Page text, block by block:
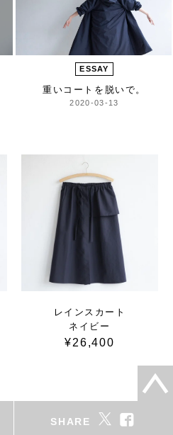
ESSAY
重いコートを脱いで。
2020-03-13
レインスカート
ネイビー
¥26,400
SHARE